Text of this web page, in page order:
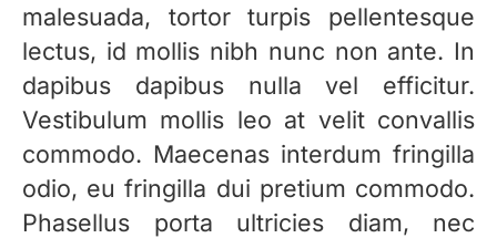
malesuada, tortor turpis pellentesque
lectus, id mollis nibh nunc non ante. In
dapibus dapibus nulla vel efficitur.
Vestibulum mollis leo at velit convallis
commodo. Maecenas interdum fringilla
odio, eu fringilla dui pretium commodo.
Phasellus porta ultricies diam, nec